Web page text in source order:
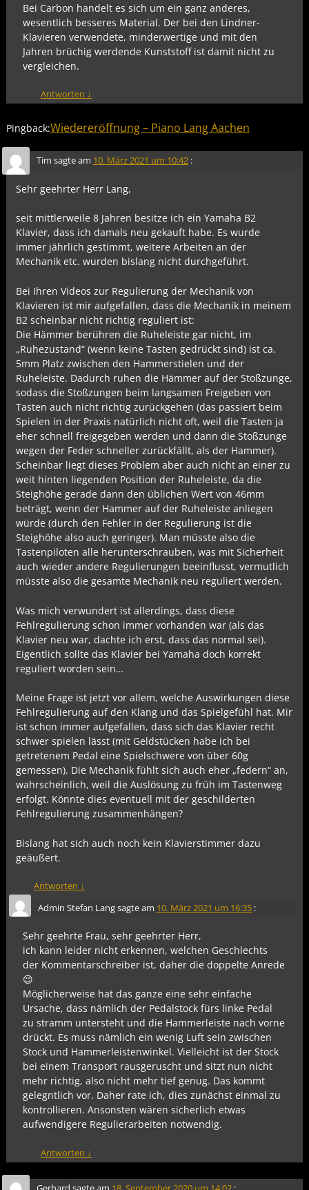
Bei Carbon handelt es sich um ein ganz anderes,
wesentlich besseres Material. Der bei den Lindner-
Klavieren verwendete, minderwertige und mit den
Jahren brüchig werdende Kunststoff ist damit nicht zu
vergleichen.
Antworten ↓
Pingback:Wiedereröffnung – Piano Lang Aachen
Tim sagte am 10. März 2021 um 10:42 :
Sehr geehrter Herr Lang,
seit mittlerweile 8 Jahren besitze ich ein Yamaha B2
Klavier, dass ich damals neu gekauft habe. Es wurde
immer jährlich gestimmt, weitere Arbeiten an der
Mechanik etc. wurden bislang nicht durchgeführt.
Bei Ihren Videos zur Regulierung der Mechanik von
Klavieren ist mir aufgefallen, dass die Mechanik in meinem
B2 scheinbar nicht richtig reguliert ist:
Die Hämmer berühren die Ruheleiste gar nicht, im
„Ruhezustand“ (wenn keine Tasten gedrückt sind) ist ca.
5mm Platz zwischen den Hammerstielen und der
Ruheleiste. Dadurch ruhen die Hämmer auf der Stoßzunge,
sodass die Stoßzungen beim langsamen Freigeben von
Tasten auch nicht richtig zurückgehen (das passiert beim
Spielen in der Praxis natürlich nicht oft, weil die Tasten ja
eher schnell freigegeben werden und dann die Stoßzunge
wegen der Feder schneller zurückfällt, als der Hammer).
Scheinbar liegt dieses Problem aber auch nicht an einer zu
weit hinten liegenden Position der Ruheleiste, da die
Steighöhe gerade dann den üblichen Wert von 46mm
beträgt, wenn der Hammer auf der Ruheleiste anliegen
würde (durch den Fehler in der Regulierung ist die
Steighöhe also auch geringer). Man müsste also die
Tastenpiloten alle herunterschrauben, was mit Sicherheit
auch wieder andere Regulierungen beeinflusst, vermutlich
müsste also die gesamte Mechanik neu reguliert werden.
Was mich verwundert ist allerdings, dass diese
Fehlregulierung schon immer vorhanden war (als das
Klavier neu war, dachte ich erst, dass das normal sei).
Eigentlich sollte das Klavier bei Yamaha doch korrekt
reguliert worden sein…
Meine Frage ist jetzt vor allem, welche Auswirkungen diese
Fehlregulierung auf den Klang und das Spielgefühl hat. Mir
ist schon immer aufgefallen, dass sich das Klavier recht
schwer spielen lässt (mit Geldstücken habe ich bei
getretenem Pedal eine Spielschwere von über 60g
gemessen). Die Mechanik fühlt sich auch eher „federn“ an,
wahrscheinlich, weil die Auslösung zu früh im Tastenweg
erfolgt. Könnte dies eventuell mit der geschilderten
Fehlregulierung zusammenhängen?
Bislang hat sich auch noch kein Klavierstimmer dazu
geäußert.
Antworten ↓
Admin Stefan Langsagte am 10. März 2021 um 16:35 :
Sehr geehrte Frau, sehr geehrter Herr,
ich kann leider nicht erkennen, welchen Geschlechts
der Kommentarschreiber ist, daher die doppelte Anrede
😉
Möglicherweise hat das ganze eine sehr einfache
Ursache, dass nämlich der Pedalstock fürs linke Pedal
zu stramm untersteht und die Hammerleiste nach vorne
drückt. Es muss nämlich ein wenig Luft sein zwischen
Stock und Hammerleistenwinkel. Vielleicht ist der Stock
bei einem Transport rausgeruscht und sitzt nun nicht
mehr richtig, also nicht mehr tief genug. Das kommt
gelegntlich vor. Daher rate ich, dies zunächst einmal zu
kontrollieren. Ansonsten wären sicherlich etwas
aufwendigere Regulierarbeiten notwendig.
Antworten ↓